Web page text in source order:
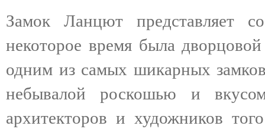
Замок Ланцют представляет
некоторое время была
одним из самых шикарных
небывалой роскошью и
архитекторов и художников